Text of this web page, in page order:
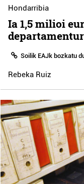
Hondarribia
Ia 1,5 milioi
Soilik EAJk bozkatu
Rebeka Ruiz